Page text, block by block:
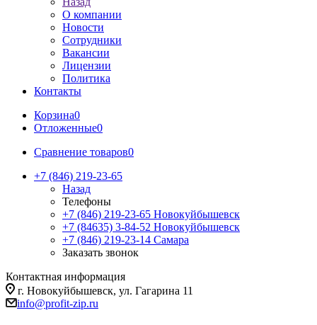
О компании
Новости
Сотрудники
Вакансии
Лицензии
Политика
Контакты
Корзина0
Отложенные0
Сравнение товаров0
+7 (846) 219-23-65
Назад
Телефоны
+7 (846) 219-23-65 Новокуйбышевск
+7 (84635) 3-84-52 Новокуйбышевск
+7 (846) 219-23-14 Самара
Заказать звонок
Контактная информация
г. Новокуйбышевск, ул. Гагарина 11
info@profit-zip.ru